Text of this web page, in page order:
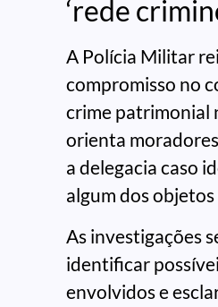
‘rede
A Polícia Militar
compromisso no
crime patrimonial
orienta
a delegacia caso
algum dos
As investigações
identificar
envolvidos e